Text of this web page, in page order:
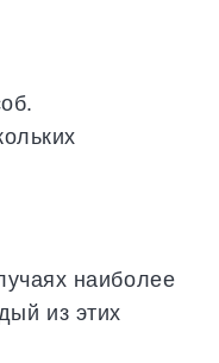
наиболее
из этих